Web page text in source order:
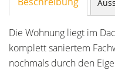
Die Wohnung liegt im
komplett saniertem
nochmals durch den